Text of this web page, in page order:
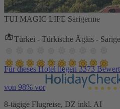
TUI MAGIC LIFE Sarigerme
Türkei - Türkische Ägäis -
Für dieses Hotel liegen 3373
von 98% vor
8-tägige Flugreise, DZ inkl. AI